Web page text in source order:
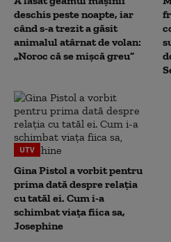
deschis peste noapte, iar
când s-a trezit a găsit
animalul atârnat de volan:
„Noroc că se mișcă greu”
UTV
Gina Pistol a vorbit pentru
prima dată despre relația
cu tatăl ei. Cum i-a
schimbat viața fiica sa,
Josephine